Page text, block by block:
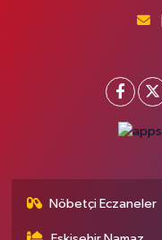
Nöbetçi Eczaneler